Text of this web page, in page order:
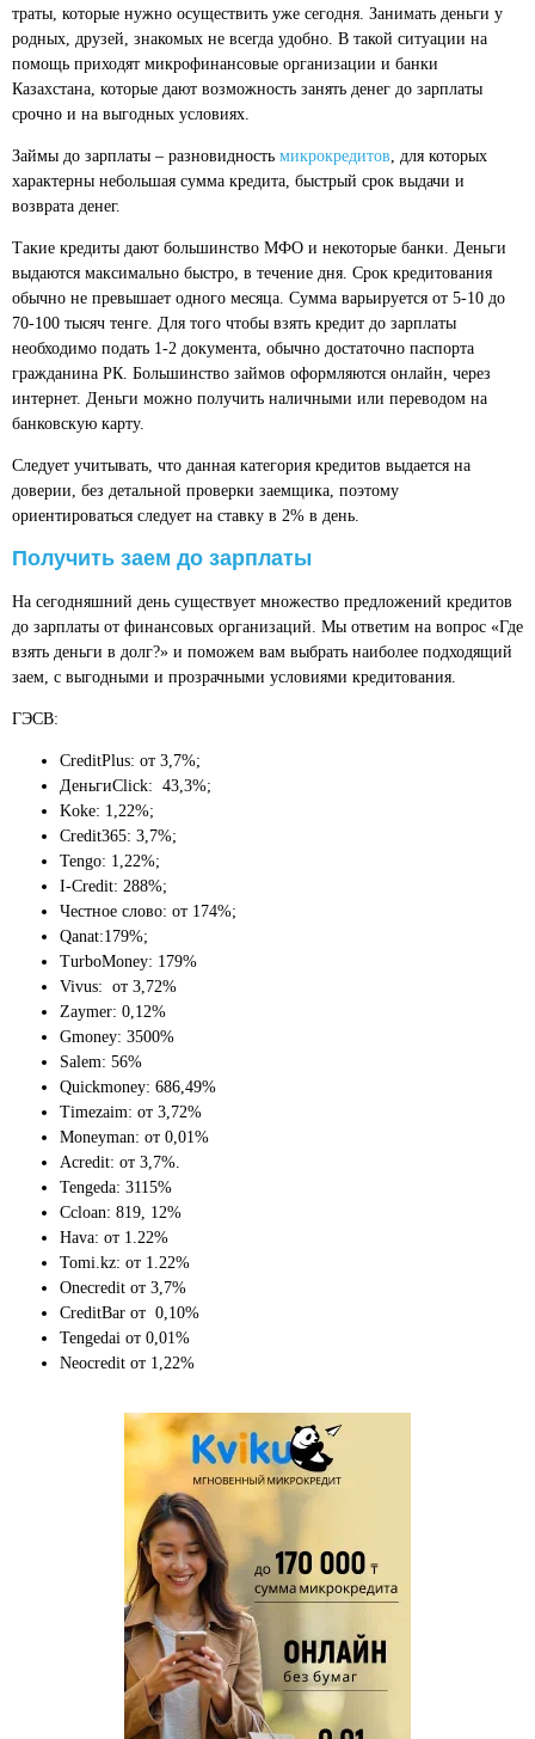
траты, которые нужно осуществить уже сегодня. Занимать деньги у
родных, друзей, знакомых не всегда удобно. В такой ситуации на
помощь приходят микрофинансовые организации и банки
Казахстана, которые дают возможность занять денег до зарплаты
срочно и на выгодных условиях.
Займы до зарплаты – разновидность микрокредитов, для которых
характерны небольшая сумма кредита, быстрый срок выдачи и
возврата денег.
Такие кредиты дают большинство МФО и некоторые банки. Деньги
выдаются максимально быстро, в течение дня. Срок кредитования
обычно не превышает одного месяца. Сумма варьируется от 5-10 до
70-100 тысяч тенге. Для того чтобы взять кредит до зарплаты
необходимо подать 1-2 документа, обычно достаточно паспорта
гражданина РК. Большинство займов оформляются онлайн, через
интернет. Деньги можно получить наличными или переводом на
банковскую карту.
Следует учитывать, что данная категория кредитов выдается на
доверии, без детальной проверки заемщика, поэтому
ориентироваться следует на ставку в 2% в день.
Получить заем до зарплаты
На сегодняшний день существует множество предложений кредитов
до зарплаты от финансовых организаций. Мы ответим на вопрос «Где
взять деньги в долг?» и поможем вам выбрать наиболее подходящий
заем, с выгодными и прозрачными условиями кредитования.
ГЭСВ:
CreditPlus: от 3,7%;
ДеньгиClick: 43,3%;
Koke: 1,22%;
Credit365: 3,7%;
Tengo: 1,22%;
I-Credit: 288%;
Честное слово: от 174%;
Qanat:179%;
TurboMoney: 179%
Vivus: от 3,72%
Zaymer: 0,12%
Gmoney: 3500%
Salem: 56%
Quickmoney: 686,49%
Timezaim: от 3,72%
Moneyman: от 0,01%
Acredit: от 3,7%.
Tengeda: 3115%
Ccloan: 819, 12%
Hava: от 1.22%
Tomi.kz: от 1.22%
Onecredit от 3,7%
CreditBar от 0,10%
Tengedai от 0,01%
Neocredit от 1,22%